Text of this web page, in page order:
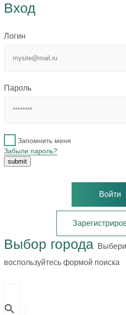
Вход
Логин
Пароль
Запомнить меня
Забыли пароль?
Войти
Выбор города
воспользуйтесь формой поиска